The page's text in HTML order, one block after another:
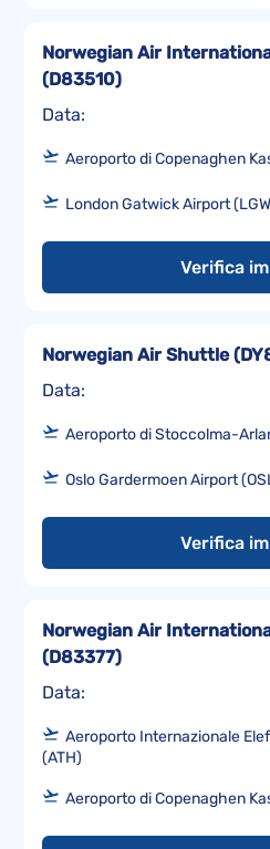
Data:
Norwegian Air
(D83510)
Aeroporto di Copenaghen
London Gatwick Airport
Verifica
Data:
Norwegian Air Shuttle(
Aeroporto di Stoccolma-
Oslo Gardermoen Airport
Verifica
Data:
Norwegian Air
(D83377)
Aeroporto Internazionale
(ATH)
Aeroporto di Copenaghen